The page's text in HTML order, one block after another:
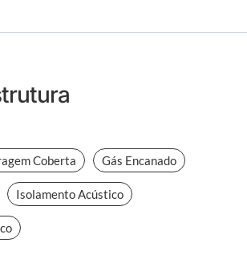
Coberta Gás Encanado
Isolamento Acústico